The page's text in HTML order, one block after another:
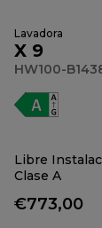
Lavadora
X 9
HW100-
Libre
Clase A
€773,00